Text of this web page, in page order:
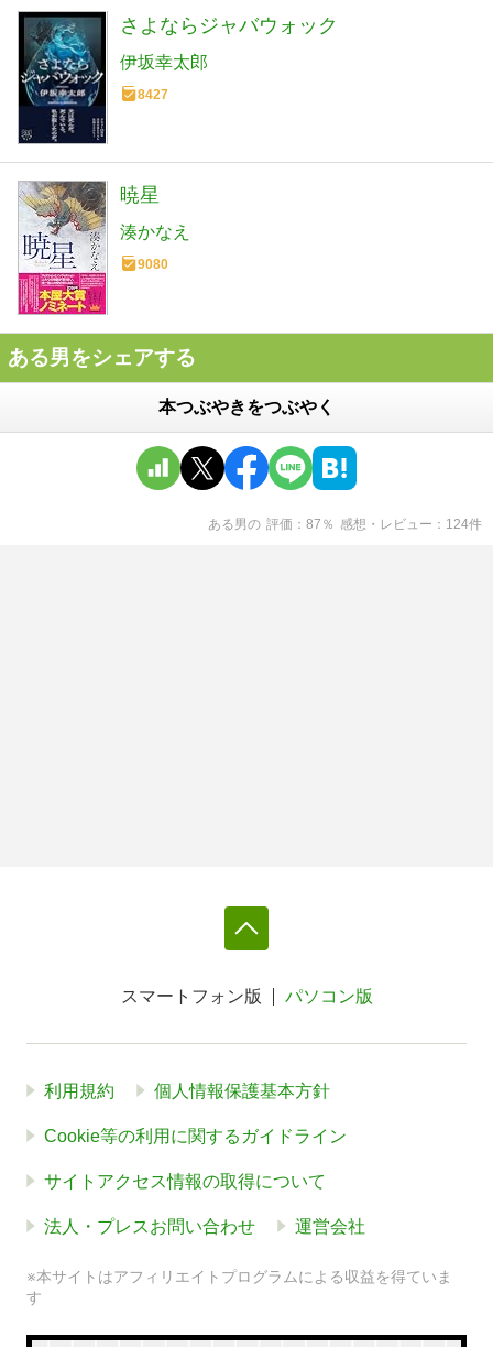
さよならジャバウォック
伊坂幸太郎
8427
暁星
湊かなえ
9080
ある男をシェアする
本つぶやきをつぶやく
ある男の 評価 87 ％ 感想・レビュー 124件
スマートフォン版 パソコン版
利用規約 個人情報保護基本方針
Cookie等の利用に関するガイドライン
サイトアクセス情報の取得について
法人・プレスお問い合わせ 運営会社
※本サイトはアフィリエイトプログラムによる収益を得ていま
す